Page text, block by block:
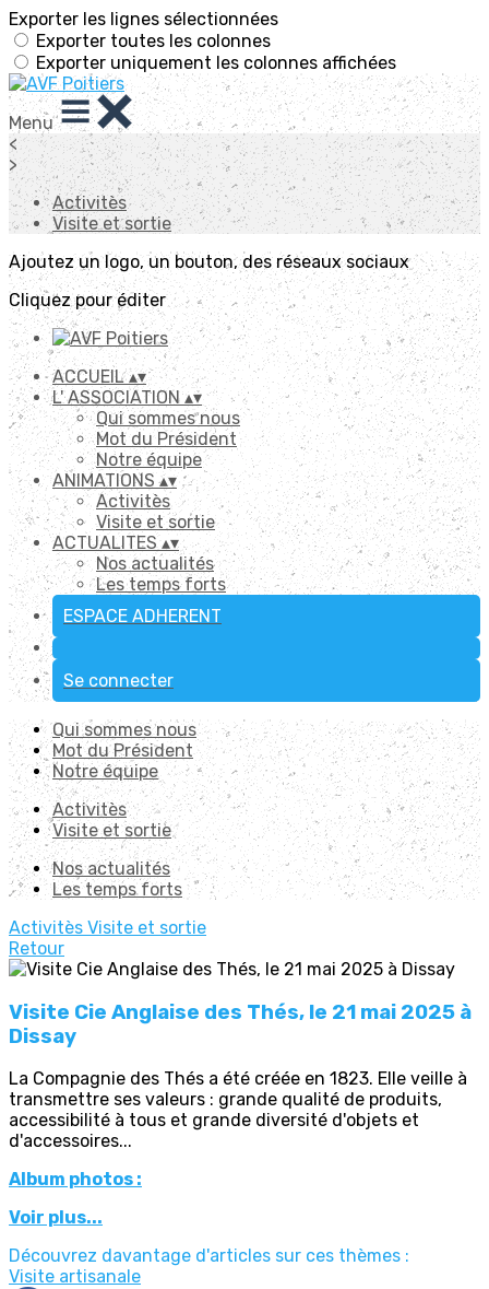
Exporter les lignes sélectionnées
Exporter toutes les colonnes
Exporter uniquement les colonnes affichées
Menu
<
>
Activitès
Visite et sortie
Ajoutez un logo, un bouton, des réseaux sociaux
Cliquez pour éditer
ACCUEIL▴▾
L' ASSOCIATION▴▾
Qui sommes nous
Mot du Président
Notre équipe
ANIMATIONS▴▾
Activitès
Visite et sortie
ACTUALITES ▴▾
Nos actualités
Les temps forts
ESPACE ADHERENT
Se connecter
Qui sommes nous
Mot du Président
Notre équipe
Activitès
Visite et sortie
Nos actualités
Les temps forts
Activitès Visite et sortie
Retour
Visite Cie Anglaise des Thés, le 21 mai 2025 à
Dissay
La Compagnie des Thés a été créée en 1823. Elle veille à
transmettre ses valeurs : grande qualité de produits,
accessibilité à tous et grande diversité d'objets et
d'accessoires...
Album photos :
Voir plus...
Découvrez davantage d'articles sur ces thèmes :
Visite artisanale